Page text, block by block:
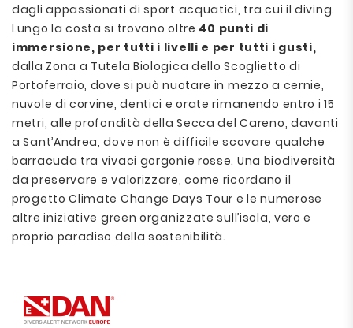
dagli appassionati di sport acquatici, tra cui il diving.
Lungo la costa si trovano oltre 40 punti di
immersione, per tutti i livelli e per tutti i gusti,
dalla Zona a Tutela Biologica dello Scoglietto di
Portoferraio, dove si può nuotare in mezzo a cernie,
nuvole di corvine, dentici e orate rimanendo entro i 15
metri, alle profondità della Secca del Careno, davanti
a Sant’Andrea, dove non è difficile scovare qualche
barracuda tra vivaci gorgonie rosse. Una biodiversità
da preservare e valorizzare, come ricordano il
progetto Climate Change Days Tour e le numerose
altre iniziative green organizzate sull’isola, vero e
proprio paradiso della sostenibilità.